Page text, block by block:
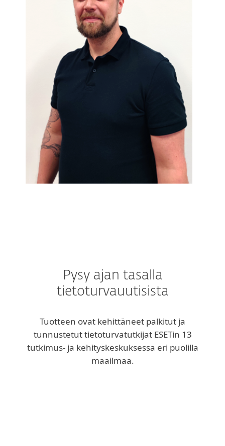
Pysy ajan tasalla
tietoturvauutisista
Tuotteen ovat kehittäneet palkitut ja
tunnustetut tietoturvatutkijat ESETin 13
tutkimus- ja kehityskeskuksessa eri puolilla
maailmaa.